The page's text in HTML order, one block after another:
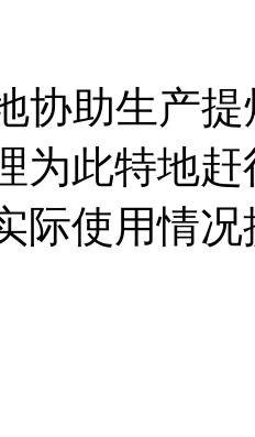
助生产提
为此特地
际使用情